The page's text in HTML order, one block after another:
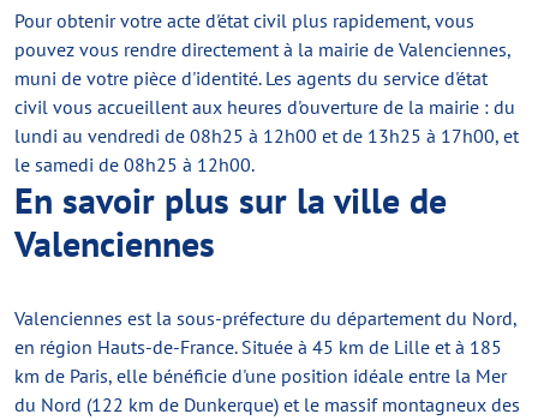
Pour obtenir votre acte d'état civil plus rapidement, vous
pouvez vous rendre directement à la mairie de Valenciennes,
muni de votre pièce d'identité. Les agents du service d'état
civil vous accueillent aux heures d'ouverture de la mairie : du
lundi au vendredi de 08h25 à 12h00 et de 13h25 à 17h00, et
le samedi de 08h25 à 12h00.
En savoir plus sur la ville de
Valenciennes
Valenciennes est la sous-préfecture du département du Nord,
en région Hauts-de-France. Située à 45 km de Lille et à 185
km de Paris, elle bénéficie d'une position idéale entre la Mer
du Nord (122 km de Dunkerque) et le massif montagneux des